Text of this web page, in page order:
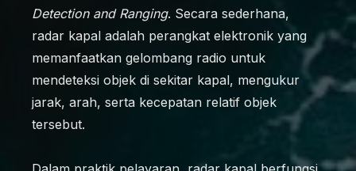
Detection and Ranging. Secara sederhana,
radar kapal adalah perangkat elektronik yang
memanfaatkan gelombang radio untuk
mendeteksi objek di sekitar kapal, mengukur
jarak, arah, serta kecepatan relatif objek
tersebut.